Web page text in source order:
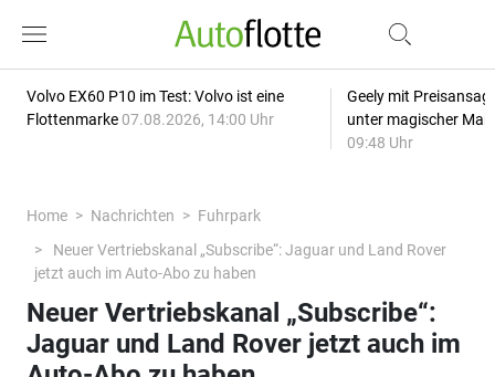
Volvo EX60 P10 im Test: Volvo ist eine
Flottenmarke 07.08.2026, 14:00 Uhr
Geely mit
unter magischer
09:48 Uhr
Home Nachrichten
Fuhrpark
Neuer Vertriebskanal „Subscribe“: Jaguar und Land Rover
jetzt auch im Auto-Abo zu haben
Neuer Vertriebskanal „Subscribe“:
Jaguar und Land Rover jetzt auch im